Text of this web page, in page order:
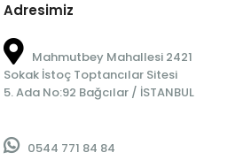
Adresimiz
Mahmutbey Mahallesi 2421
Sokak İstoç Toptancılar Sitesi
5. Ada No:92 Bağcılar / İSTANBUL
0544 771 84 84